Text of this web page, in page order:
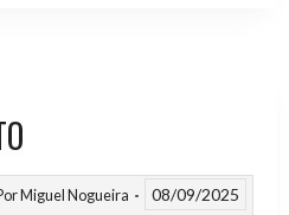
Miguel Nogueira 08/09/2025